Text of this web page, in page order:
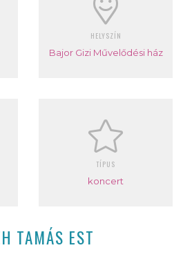
HELYSZÍN
Bajor Gizi Művelődési ház
TÍPUS
koncert
TAMÁS EST